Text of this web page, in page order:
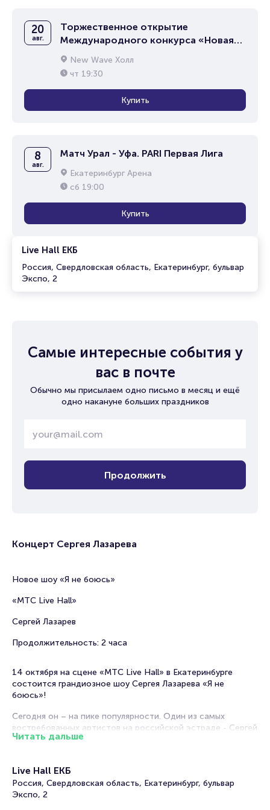
Live Hall ЕКБ
Россия, Свердловская область, Екатеринбург, бульвар
Экспо, 2
20
авг.
Торжественное открытие
Международного конкурса «Новая
волна 2026»
New Wave Холл
чт 19:30
Купить
8
авг.
Матч Урал - Уфа. PARI Первая Лига
Екатеринбург Арена
сб 19:00
Купить
Самые интересные события у
вас в почте
Обычно мы присылаем одно письмо в месяц и ещё
одно накануне больших праздников
Продолжить
Концерт Сергея Лазарева
Новое шоу «Я не боюсь»
«MTC Live Hall»
Сергей Лазарев
Продолжительность: 2 часа
14 октября на сцене «MTC Live Hall» в Екатеринбурге
состоится грандиозное шоу Сергея Лазарева «Я не
боюсь»!
Сегодня он – на пике популярности. Один из самых
востребованных артистов на российской эстраде - Сергей
Лазарев завоевал миллионы сердец поклонниц и
Его творческая карьера началась еще в «Непоседах». Уже
в юные годы Сергей всегда был душой компании! Карьера
Читать дальше
Live Hall ЕКБ
Россия, Свердловская область, Екатеринбург, бульвар
Экспо, 2